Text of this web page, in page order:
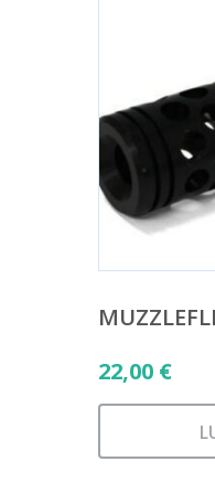
22,00 €